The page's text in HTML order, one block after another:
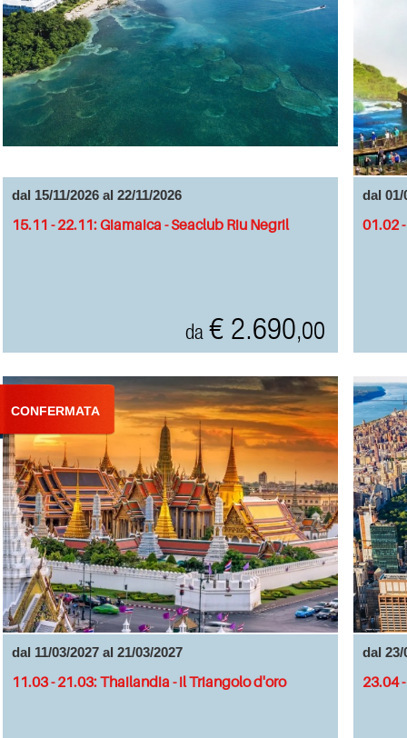
dal 15/11/2026 al 22/11/2026
15.11 - 22.11: Giamaica - Seaclub Riu Negril
da € 2.690,00
dal 01/
01.02
dal 11/03/2027 al 21/03/2027
11.03 - 21.03: Thailandia - il Triangolo d'oro
CONFERMATA
dal 23/
23.04